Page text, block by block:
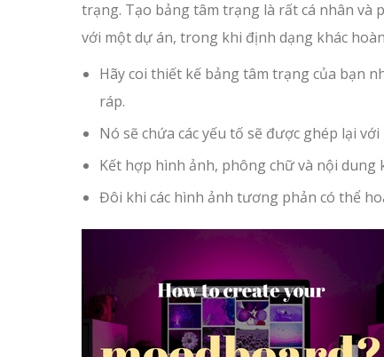
trạng. Tạo bảng tâm trạng là rất cá nhân và
với một dự án, trong khi định dạng khác
Hãy coi thiết kế bảng tâm trạng của bạn
ráp.
Nó sẽ chứa các yếu tố sẽ được ghép lại
Kết hợp hình ảnh, phông chữ và nội dung
Đôi khi các hình ảnh tương phản có thể